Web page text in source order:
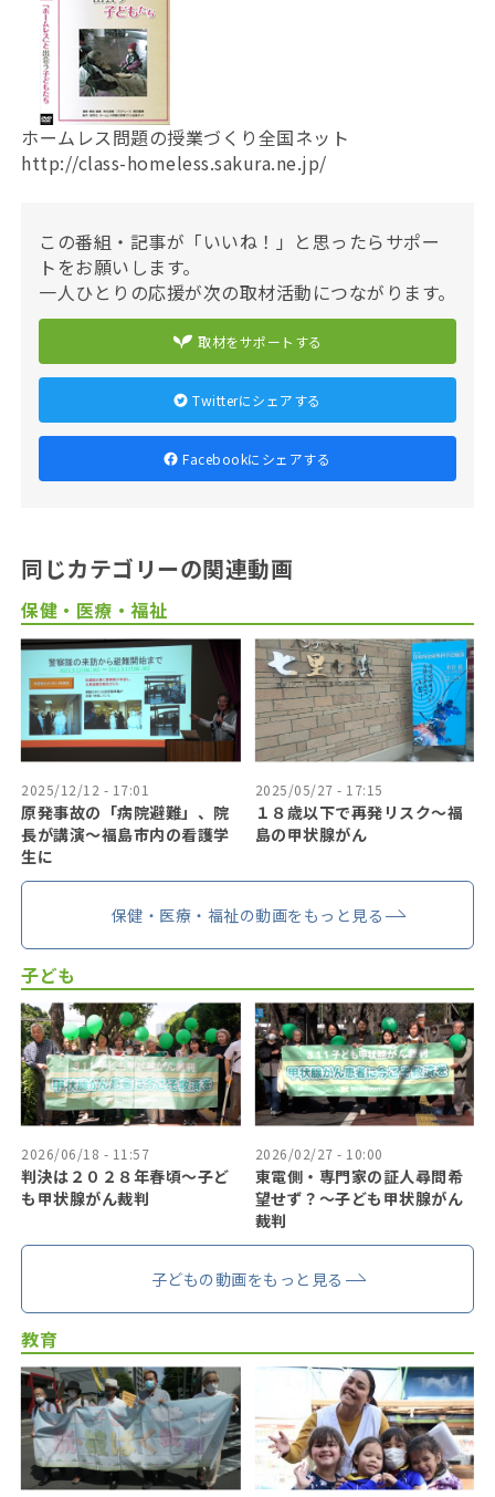
ホームレス問題の授業づくり全国ネット
http://class-homeless.sakura.ne.jp/
この番組・記事が「いいね！」と思ったらサポー
トをお願いします。
一人ひとりの応援が次の取材活動につながります。
取材をサポートする
Twitterにシェアする
Facebookにシェアする
同じカテゴリーの関連動画
保健・医療・福祉
2025/12/12 - 17:01
原発事故の「病院避難」、院
長が講演～福島市内の看護学
生に
2025/05/27 - 17:15
１８歳以下で再発リスク〜福
島の甲状腺がん
保健・医療・福祉の動画をもっと見る
子ども
2026/06/18 - 11:57
判決は２０２８年春頃〜子ど
も甲状腺がん裁判
2026/02/27 - 10:00
東電側・専門家の証人尋問希
望せず？〜子ども甲状腺がん
裁判
子どもの動画をもっと見る
教育